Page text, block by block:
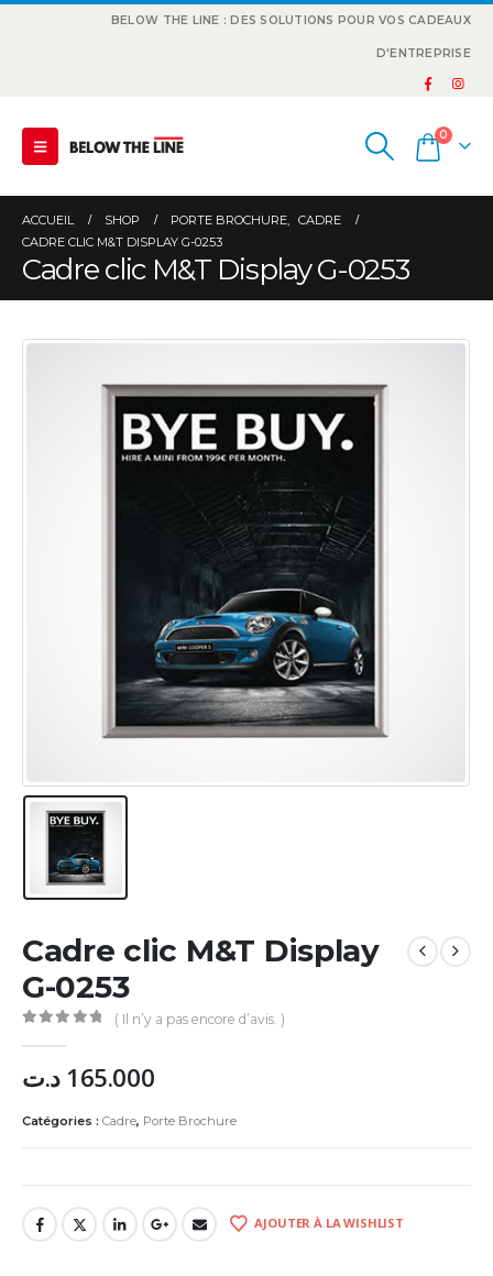
BELOW THE LINE : DES SOLUTIONS POUR VOS CADEAUX
D'ENTREPRISE
0
ACCUEIL SHOP PORTE BROCHURE, CADRE
CADRE CLIC M&T DISPLAY G-0253
Cadre clic M&T Display G-0253
Cadre clic M&T Display
G-0253
( Il n’y a pas encore d’avis. )
165.000 د.ت
Catégories : Cadre, Porte Brochure
AJOUTER À LA WISHLIST